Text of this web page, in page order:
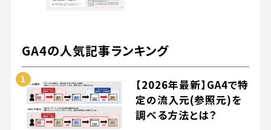
GA4の人気記事ランキング
【2026年最新】GA4で特
定の流入元(参照元)を
調べる方法とは？